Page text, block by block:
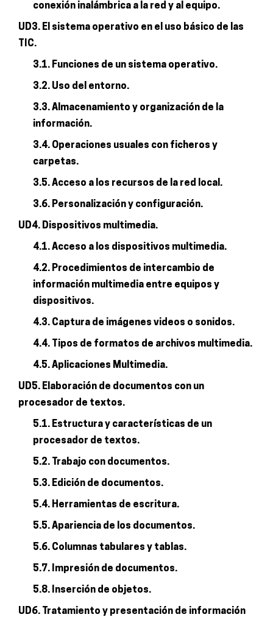
conexión inalámbrica a la red y al equipo.
UD3. El sistema operativo en el uso básico de las
TIC.
3.1. Funciones de un sistema operativo.
3.2. Uso del entorno.
3.3. Almacenamiento y organización de la
información.
3.4. Operaciones usuales con ficheros y
carpetas.
3.5. Acceso a los recursos de la red local.
3.6. Personalización y configuración.
UD4. Dispositivos multimedia.
4.1. Acceso a los dispositivos multimedia.
4.2. Procedimientos de intercambio de
información multimedia entre equipos y
dispositivos.
4.3. Captura de imágenes videos o sonidos.
4.4. Tipos de formatos de archivos multimedia.
4.5. Aplicaciones Multimedia.
UD5. Elaboración de documentos con un
procesador de textos.
5.1. Estructura y características de un
procesador de textos.
5.2. Trabajo con documentos.
5.3. Edición de documentos.
5.4. Herramientas de escritura.
5.5. Apariencia de los documentos.
5.6. Columnas tabulares y tablas.
5.7. Impresión de documentos.
5.8. Inserción de objetos.
UD6. Tratamiento y presentación de información